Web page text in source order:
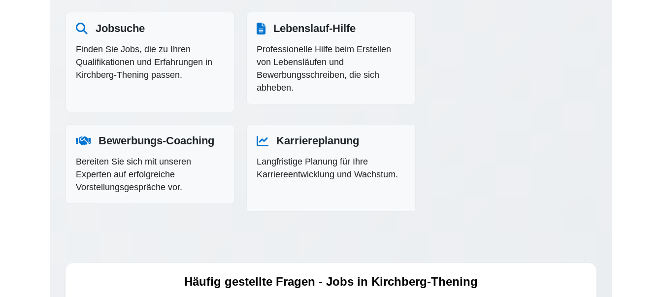
Jobsuche
Finden Sie Jobs, die zu Ihren
Qualifikationen und Erfahrungen in
Kirchberg-Thening passen.
Lebenslauf-Hilfe
Professionelle Hilfe beim Erstellen
von Lebensläufen und
Bewerbungsschreiben, die sich
abheben.
Bewerbungs-Coaching
Bereiten Sie sich mit unseren
Experten auf erfolgreiche
Vorstellungsgespräche vor.
Karriereplanung
Langfristige Planung für Ihre
Karriereentwicklung und Wachstum.
Häufig gestellte Fragen - Jobs in Kirchberg-Thening